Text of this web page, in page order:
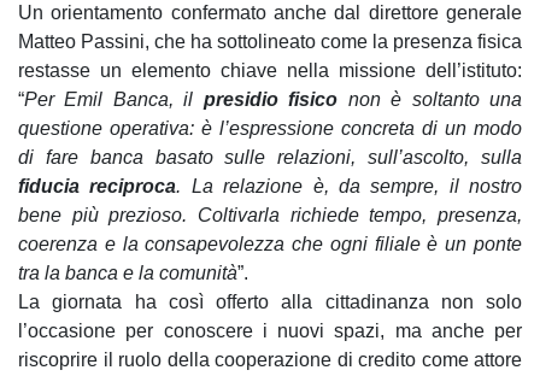
Un orientamento confermato anche dal direttore generale
Matteo Passini, che ha sottolineato come la presenza fisica
restasse un elemento chiave nella missione dell’istituto:
“Per Emil Banca, il presidio fisico non è soltanto una
questione operativa: è l’espressione concreta di un modo
di fare banca basato sulle relazioni, sull’ascolto, sulla
fiducia reciproca. La relazione è, da sempre, il nostro
bene più prezioso. Coltivarla richiede tempo, presenza,
coerenza e la consapevolezza che ogni filiale è un ponte
tra la banca e la comunità”.
La giornata ha così offerto alla cittadinanza non solo
l’occasione per conoscere i nuovi spazi, ma anche per
riscoprire il ruolo della cooperazione di credito come attore